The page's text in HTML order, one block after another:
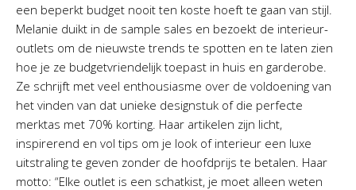
een beperkt budget nooit ten koste hoeft te gaan van stijl.
Melanie duikt in de sample sales en bezoekt de interieur-
outlets om de nieuwste trends te spotten en te laten zien
hoe je ze budgetvriendelijk toepast in huis en garderobe.
Ze schrijft met veel enthousiasme over de voldoening van
het vinden van dat unieke designstuk of die perfecte
merktas met 70% korting. Haar artikelen zijn licht,
inspirerend en vol tips om je look of interieur een luxe
uitstraling te geven zonder de hoofdprijs te betalen. Haar
motto: “Elke outlet is een schatkist, je moet alleen weten